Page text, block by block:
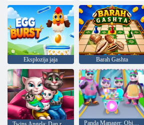
Eksplozija jaja Barah Gashta
Panda Manager: Obitelj Supermarket